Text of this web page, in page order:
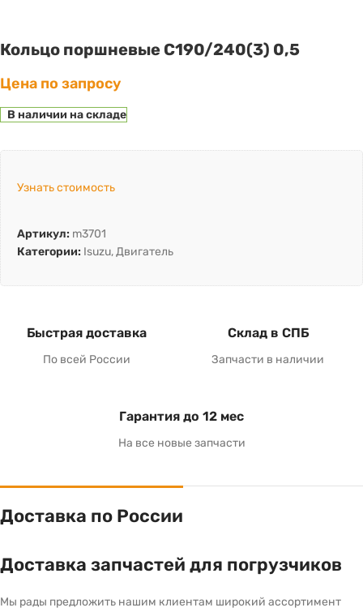
Кольцо поршневые С190/240(3) 0,5
Цена по запросу
В наличии на складе
Узнать стоимость
Артикул: m3701
Категории: Isuzu,Двигатель
Быстрая доставка
По всей России
Склад в СПБ
Запчасти в наличии
Гарантия до 12 мес
На все новые запчасти
Доставка по России
Доставка запчастей для погрузчиков
Мы рады предложить нашим клиентам широкий ассортимент